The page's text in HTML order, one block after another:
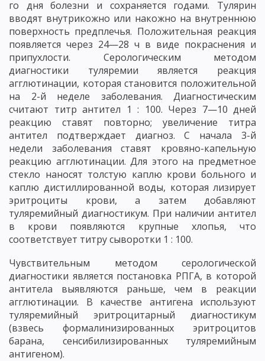
го дня болезни и сохраняется годами. Тулярин
вводят внутрикожно или накожно на внутреннюю
поверхность предплечья. Положительная реакция
появляется через 24—28 ч в виде покраснения и
припухлости. Серологическим методом
диагностики туляремии является реакция
агглютинации, которая становится положительной
на 2-й неделе заболевания. Диагностическим
считают титр антител 1 : 100. Через 7—10 дней
реакцию ставят повторно; увеличение титра
антител подтверждает диагноз. С начала 3-й
недели заболевания ставят кровяно-капельную
реакцию агглютинации. Для этого на предметное
стекло наносят толстую каплю крови больного и
каплю дистиллированной воды, которая лизирует
эритроциты крови, а затем добавляют
туляремийный диагностикум. При наличии антител
в крови появляются крупные хлопья, что
соответствует титру сыворотки 1 : 100.
Чувствительным методом серологической
диагностики является постановка РПГА, в которой
антитела выявляются раньше, чем в реакции
агглютинации. В качестве антигена используют
туляремийный эритроцитарный диагностикум
(взвесь формалинизированных эритроцитов
барана, сенсибилизированных туляремийным
антигеном).